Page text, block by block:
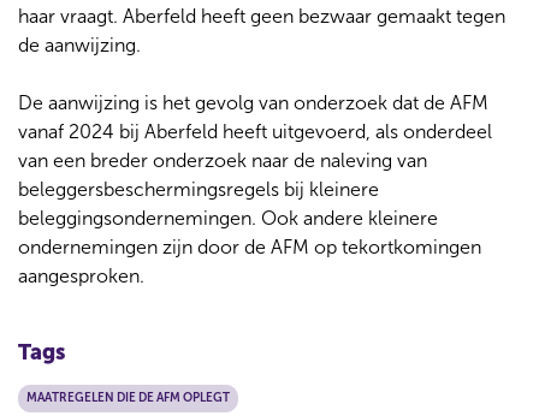
haar vraagt. Aberfeld heeft geen bezwaar gemaakt tegen
de aanwijzing.
De aanwijzing is het gevolg van onderzoek dat de AFM
vanaf 2024 bij Aberfeld heeft uitgevoerd, als onderdeel
van een breder onderzoek naar de naleving van
beleggersbeschermingsregels bij kleinere
beleggingsondernemingen. Ook andere kleinere
ondernemingen zijn door de AFM op tekortkomingen
aangesproken.
Tags
MAATREGELEN DIE DE AFM OPLEGT